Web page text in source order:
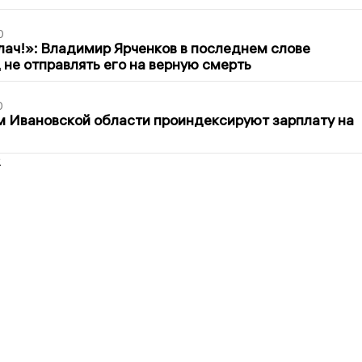
Владимир Ярченков в последнем слове
отправлять его на верную смерть
области проиндексируют зарплату на